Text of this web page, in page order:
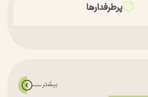
پرطرفدارها